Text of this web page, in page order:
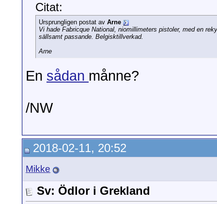
Citat:
Ursprungligen postat av Arne
Vi hade Fabricque National, niomillimeters pistoler, med en
sällsamt passande. Belgisktillverkad.
Arne
En sådan månne?
/NW
2018-02-11, 20:52
Mikke
Sv: Ödlor i Grekland